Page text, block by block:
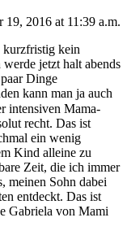
19, 2016 at11:39 a.m.
kurzfristig kein
jetzt halt abends
Dinge
kann man ja auch
intensiven Mama-
recht. Das ist
ein wenig
Kind alleine zu
Zeit, die ich immer
meinen Sohn dabei
entdeckt. Das ist
Gabriela von Mami